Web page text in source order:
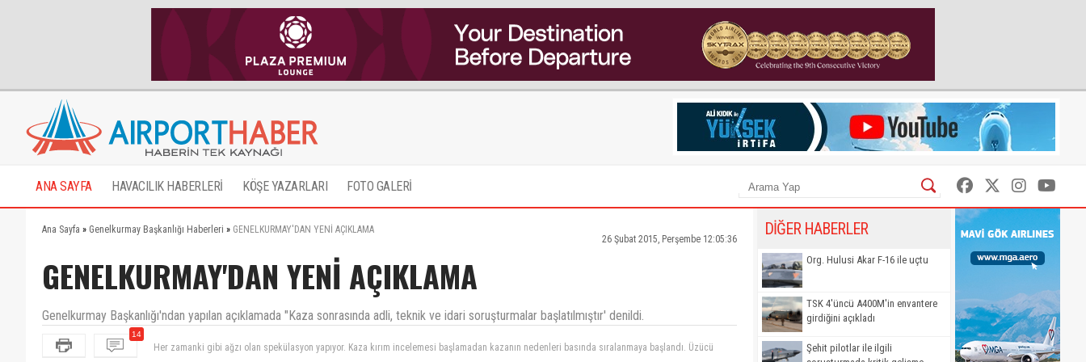
ANA SAYFA HAVACILIK HABERLERİ KÖŞE YAZARLARI FOTO GALERİ
Ana Sayfa » Genelkurmay Başkanlığı Haberleri » GENELKURMAY'DAN YENİ AÇIKLAMA
26 Şubat 2015, Perşembe 12:05:36
GENELKURMAY'DAN YENİ AÇIKLAMA
Genelkurmay Başkanlığı'ndan yapılan açıklamada "Kaza sonrasında adli, teknik ve idari soruşturmalar başlatılmıştır' denildi.
14
Aynı filonun bu kazadan 9 ay öncesi kazasında konunun üzerine giden kuvvetin kaza Kırım şube müdürü neden görevinden alındı? Doğru
DİĞER HABERLER
Org. Hulusi Akar F-16 ile uçtu
TSK 4'üncü A400M'in envantere
girdiğini açıkladı
Şehit pilotlar ile ilgili